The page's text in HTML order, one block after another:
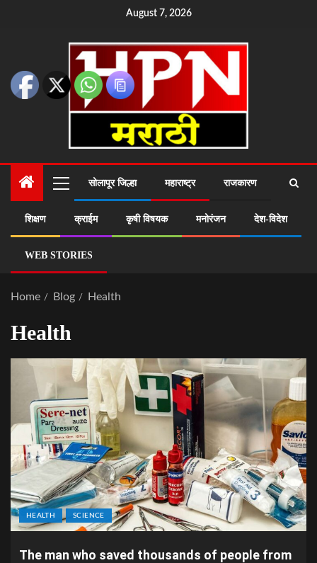
August 7, 2026
सोलापूर जिल्हा महाराष्ट्र राजकारण
शिक्षण क्राईम कृषी विषयक मनोरंजन देश-विदेश
WEB STORIES
Home Blog Health
Health
HEALTH SCIENCE
The man who saved thousands of people from